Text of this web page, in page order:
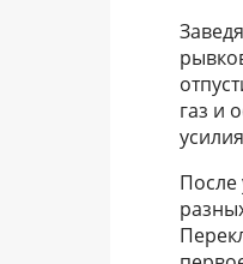
газ и
После